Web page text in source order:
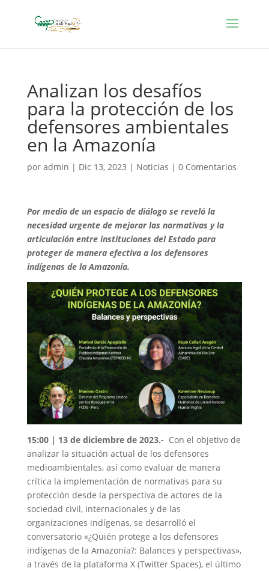
Analizan los desafíos
para la protección de los
defensores ambientales
en la Amazonía
por admin | Dic 13, 2023 | Noticias | 0 Comentarios
Por medio de un espacio de diálogo se reveló la
necesidad urgente de mejorar las normativas y la
articulación entre instituciones del Estado para
proteger de manera efectiva a los defensores
indígenas de la Amazonía.
15:00 | 13 de diciembre de 2023.- Con el objetivo de
analizar la situación actual de los defensores
medioambientales, así como evaluar de manera
crítica la implementación de normativas para su
protección desde la perspectiva de actores de la
sociedad civil, internacionales y de las
organizaciones indígenas, se desarrolló el
conversatorio «¿Quién protege a los defensores
indígenas de la Amazonía?: Balances y perspectivas»,
a través de la plataforma X (Twitter Spaces), el último